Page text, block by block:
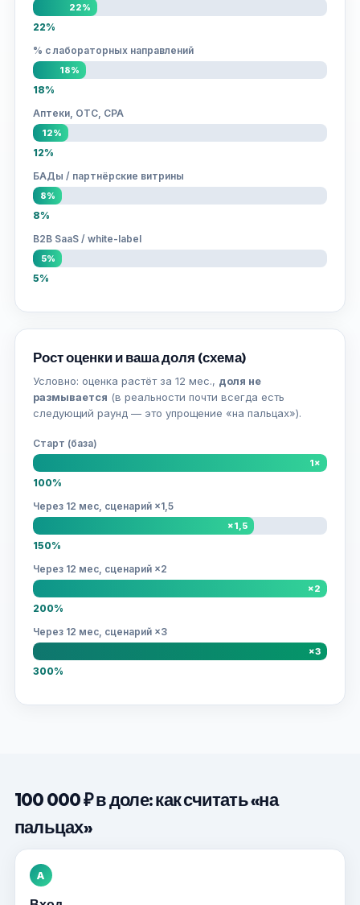
22%
22%
% с лабораторных направлений
18%
18%
Аптеки, OTC, CPA
12%
12%
БАДы / партнёрские витрины
8%
8%
B2B SaaS / white-label
5%
5%
Рост оценки и ваша доля (схема)
Условно: оценка растёт за 12 мес., доля не
размывается (в реальности почти всегда есть
следующий раунд — это упрощение «на пальцах»).
Старт (база)
1×
100%
Через 12 мес, сценарий ×1,5
×1,5
150%
Через 12 мес, сценарий ×2
×2
200%
Через 12 мес, сценарий ×3
×3
300%
100 000 ₽ в доле: как считать «на
пальцах»
A